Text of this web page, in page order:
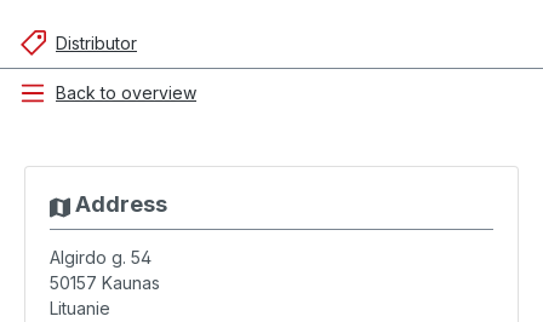
Distributor
Back to overview
Address
Algirdo g. 54
50157 Kaunas
Lituanie